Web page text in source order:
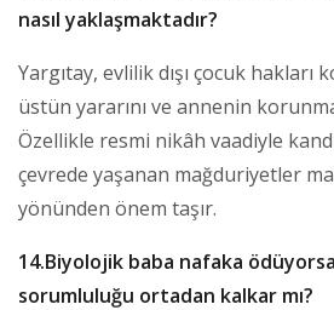
nasıl yaklaşmaktadır?
Yargıtay, evlilik dışı çocuk hakları
üstün yararını ve annenin
Özellikle resmi nikâh vaadiyle
çevrede yaşanan mağduriyetler
yönünden önem taşır.
14.Biyolojik baba nafaka
sorumluluğu ortadan kalkar mı?